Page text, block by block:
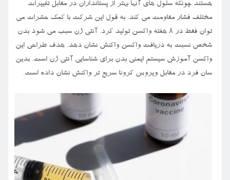
هستند چونکه سلول های آنها بهتر از پستانداران در مقابل تغییرات
مختلف فشار مقاومت می کند. به قول این شرکت با کمک حشرات می
توان فقط در ۸ هفته واکسن تولید کرد. آنتی ژن سبب می شود بدن
شخص نسبت به دریافت واکسن واکنش نشان دهد. هدف طراحی این
واکسن آموزش سیستم ایمنی بدن برای شناسایی آنتی ژن است. بدین
سان فرد در مقابل ویروس کرونا سریع تر واکنش نشان داده است.